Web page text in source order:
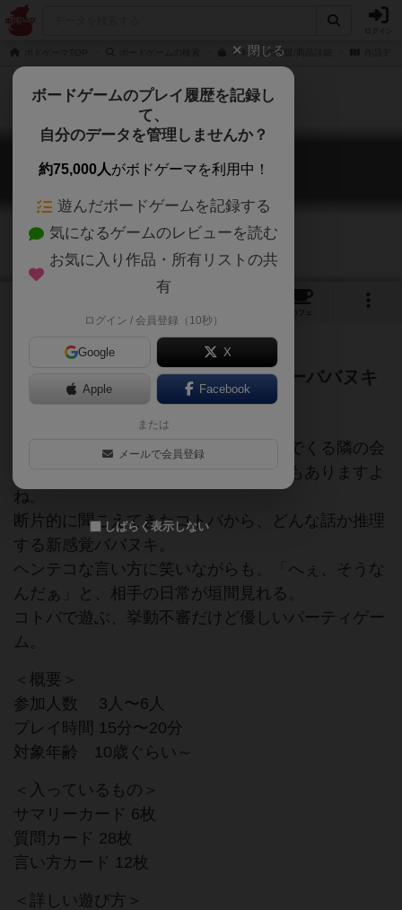
キキミミの通販/商品詳細
キキミミ
Kikimimi
カフェ
～気になる となりの会話で、ちょーババヌキ
にゃん？～
居酒屋の喧騒の中、ふと耳に飛び込んでくる隣の会
話に、ついキキミミを立てちゃうこともありますよ
ね。
断片的に聞こえてきたコトバから、どんな話か推理
する新感覚ババヌキ。
ヘンテコな言い方に笑いながらも、「へぇ、そうな
んだぁ」と、相手の日常が垣間見れる。
コトバで遊ぶ、挙動不審だけど優しいパーティゲー
ム。
＜概要＞
参加人数 3人〜6人
プレイ時間 15分〜20分
対象年齢 10歳ぐらい～
＜入っているもの＞
サマリーカード 6枚
質問カード 28枚
言い方カード 12枚
＜詳しい遊び方＞
閉じる
ボードゲームのプレイ履歴を記録し
て、
自分のデータを管理しませんか？
約75,000人がボドゲーマを利用中！
遊んだボードゲームを記録する
気になるゲームのレビューを読む
お気に入り作品・所有リストの共
有
ログイン / 会員登録（10秒）
Google X
Apple Facebook
または
メールで会員登録
しばらく表示しない